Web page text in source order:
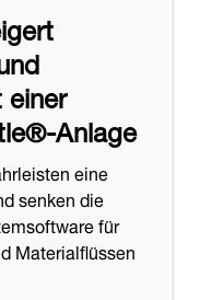
Anlage
eine
senken die
für
Materialflüssen